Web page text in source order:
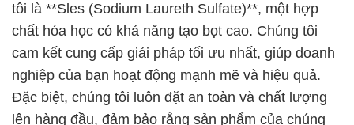
tôi là **Sles (Sodium Laureth Sulfate)**, một hợp
chất hóa học có khả năng tạo bọt cao. Chúng tôi
cam kết cung cấp giải pháp tối ưu nhất, giúp doanh
nghiệp của bạn hoạt động mạnh mẽ và hiệu quả.
Đặc biệt, chúng tôi luôn đặt an toàn và chất lượng
lên hàng đầu, đảm bảo rằng sản phẩm của chúng